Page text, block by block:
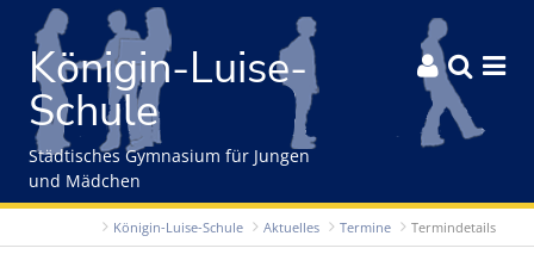
Gleich zum Inhalt der Seite springen
Königin-Luise-
Schule
  
Städtisches Gymnasium für Jungen
und Mädchen
Königin-Luise-Schule Aktuelles Termine Termindetails